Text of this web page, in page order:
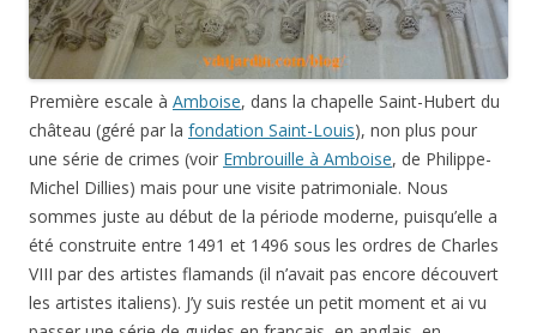
Première escale à Amboise, dans la chapelle Saint-Hubert du
château (géré par la fondation Saint-Louis), non plus pour
une série de crimes (voir Embrouille à Amboise, de Philippe-
Michel Dillies) mais pour une visite patrimoniale. Nous
sommes juste au début de la période moderne, puisqu’elle a
été construite entre 1491 et 1496 sous les ordres de Charles
VIII par des artistes flamands (il n’avait pas encore découvert
les artistes italiens). J’y suis restée un petit moment et ai vu